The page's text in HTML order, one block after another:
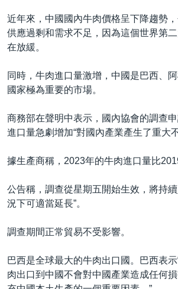
美國專訊
視頻存檔
新聞音頻
海外港人
美國透視
廣播節目表
關注我們
其他語言網站
近年來，中國國內牛肉價格呈下降趨勢
供應過剩和需求不足，因為這個世界第
在放緩。
同時，牛肉進口量激增，中國是巴西、
國家極為重要的市場。
商務部在聲明中表示，國內協會的調查
進口量急劇增加“對國內產業產生了重大不
據生產商稱，2023年的牛肉進口量比
公告稱，調查從星期五開始生效，將持
況下可適當延長”。
調查期間正常貿易不受影響。
巴西是全球最大的牛肉出口國。巴西表
肉出口到中國不會對中國產業造成任何